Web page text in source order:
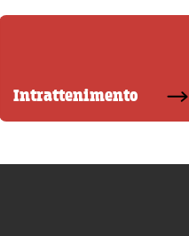
Intrattenimento